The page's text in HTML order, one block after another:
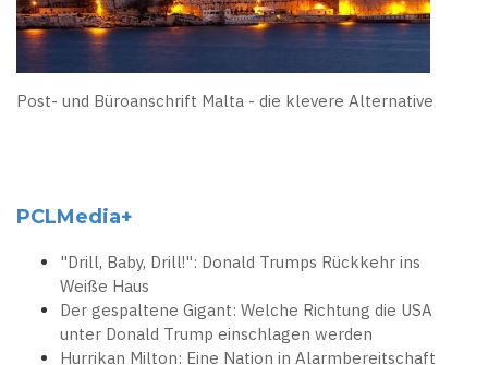
Post- und Büroanschrift Malta - die klevere Alternative
PCLMedia+
"Drill, Baby, Drill!": Donald Trumps Rückkehr ins
Weiße Haus
Der gespaltene Gigant: Welche Richtung die USA
unter Donald Trump einschlagen werden
Hurrikan Milton: Eine Nation in Alarmbereitschaft